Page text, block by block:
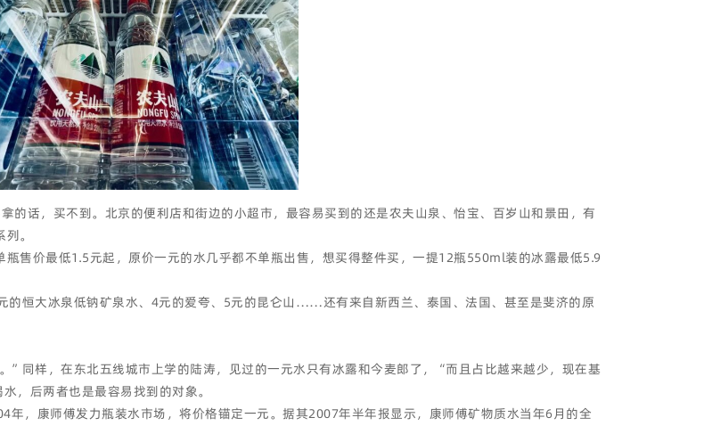
的话，买不到。北京的便利店和街边的小超市，最容易买到的还是农夫山泉、怡宝、百岁山和景田，有
。
售价最低1.5元起，原价一元的水几乎都不单瓶出售，想买得整件买，一提12瓶550ml装的冰露最低5.9
的恒大冰泉低钠矿泉水、4元的爱夸、5元的昆仑山……还有来自新西兰、泰国、法国、甚至是斐济的原
同样，在东北五线城市上学的陆涛，见过的一元水只有冰露和今麦郎了，“而且占比越来越少，现在基
，后两者也是最容易找到的对象。
，康师傅发力瓶装水市场，将价格锚定一元。据其2007年半年报显示，康师傅矿物质水当年6月的全